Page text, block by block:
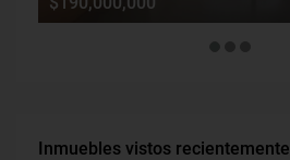
Inmuebles vistos recientemente